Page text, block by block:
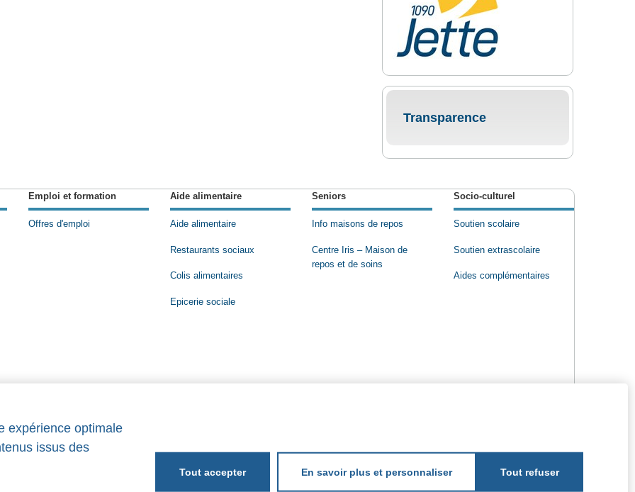
expérience optimale
issus des
En savoir plus et personnaliser
Transparence
Emploi et formation
Offres d'emploi
Aide alimentaire
Aide alimentaire
Restaurants sociaux
Colis alimentaires
Epicerie sociale
Seniors
Info maisons de repos
Centre Iris – Maison de
repos et de soins
Socio-culturel
Soutien scolaire
Soutien extrascolaire
Aides complémentaires